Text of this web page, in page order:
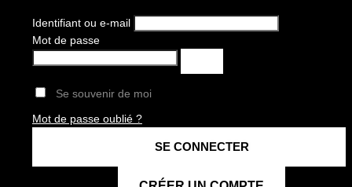
Identifiant ou e-mail
Mot de passe
Se souvenir de moi
Mot de passe oublié ?